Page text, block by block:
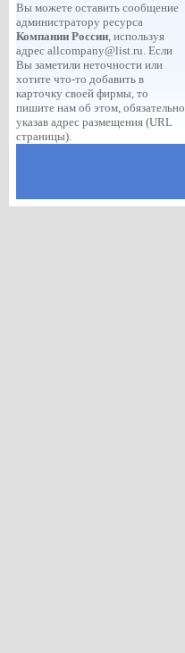
Вы можете оставить сообщение
администратору ресурса
Компании России, используя
адрес allcompany@list.ru. Если
Вы заметили неточности или
хотите что-то добавить в
карточку своей фирмы, то
пишите нам об этом, обязательно
указав адрес размещения (URL
страницы).